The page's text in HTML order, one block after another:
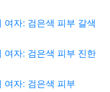
자: 검은색 피부 갈색
여자: 검은색 피부 진한
여자: 검은색 피부